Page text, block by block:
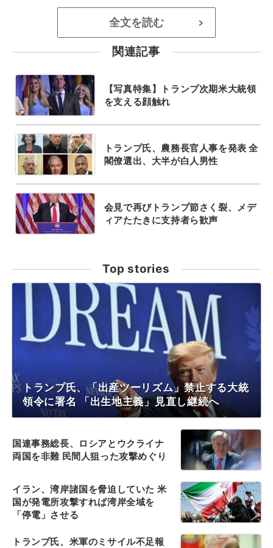
全文を読む >
関連記事
【写真特集】トランプ次期米大統領
を支える顔触れ
トランプ氏、農務長官人事を発表 全
閣僚選出、大半が白人男性
会見で再びトランプ節さく裂、メデ
ィアたたきに支持者ら歓声
Top stories
トランプ氏、「出産ツーリズム」禁止する大統
領令に署名 「出生地主義」見直し継続へ
国連事務総長、ロシアとウクライナ
両国を非難 民間人狙った攻撃めぐり
イラン、湾岸諸国を脅迫していた 米
国が発電所攻撃すれば湾岸全域を
「停電」させる
トランプ氏、米軍のミサイル不足報